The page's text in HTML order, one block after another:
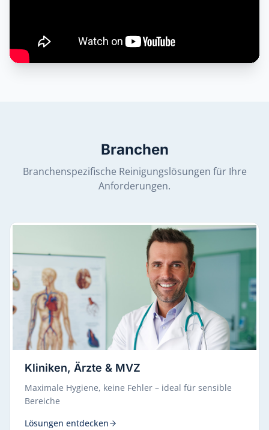
Branchen
Branchenspezifische Reinigungslösungen für Ihre
Anforderungen.
Kliniken, Ärzte & MVZ
Maximale Hygiene, keine Fehler – ideal für sensible
Bereiche
Lösungen entdecken